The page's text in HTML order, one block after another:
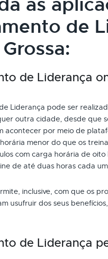
de
de Liderança
Liderança pode ser
outra cidade, desde que
acontecer por meio de
menor do que os
com carga horária de oito
de até duas horas cada
inclusive, com que os
usufruir dos seus
de Liderança